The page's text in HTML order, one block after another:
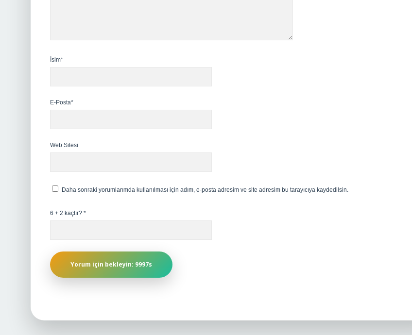
İsim*
E-Posta*
Web Sitesi
Daha sonraki yorumlarımda kullanılması için adım, e-posta adresim ve site adresim bu tarayıcıya kaydedilsin.
6 + 2 kaçtır? *